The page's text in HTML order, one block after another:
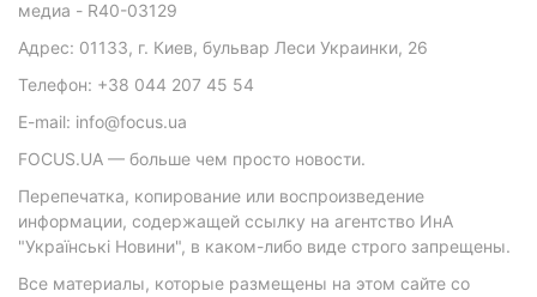
медиа - R40-03129
Адрес: 01133, г. Киев, бульвар Леси Украинки, 26
Телефон: +38 044 207 45 54
E-mail: info@focus.ua
FOCUS.UA — больше чем просто новости.
Перепечатка, копирование или воспроизведение
информации, содержащей ссылку на агентство ИнА
"Українські Новини", в каком-либо виде строго запрещены.
Все материалы, которые размещены на этом сайте со